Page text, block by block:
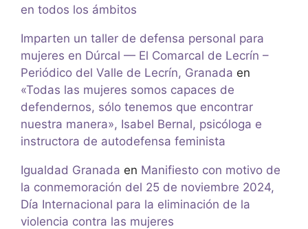
en todos los ámbitos
Imparten un taller de defensa personal para
mujeres en Dúrcal — El Comarcal de Lecrín –
Periódico del Valle de Lecrín, Granada en
«Todas las mujeres somos capaces de
defendernos, sólo tenemos que encontrar
nuestra manera», Isabel Bernal, psicóloga e
instructora de autodefensa feminista
Igualdad Granada en Manifiesto con motivo de
la conmemoración del 25 de noviembre 2024,
Día Internacional para la eliminación de la
violencia contra las mujeres